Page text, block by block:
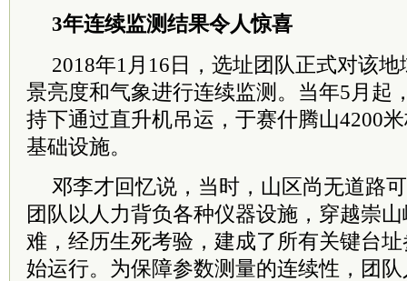
3年连续监测结果令人惊喜
2018年1月16日，选址团队正式对该
景亮度和气象进行连续监测。当年5月起
持下通过直升机吊运，于赛什腾山4200
基础设施。
邓李才回忆说，当时，山区尚无道路
团队以人力背负各种仪器设施，穿越崇
难，经历生死考验，建成了所有关键台
始运行。为保障参数测量的连续性，团